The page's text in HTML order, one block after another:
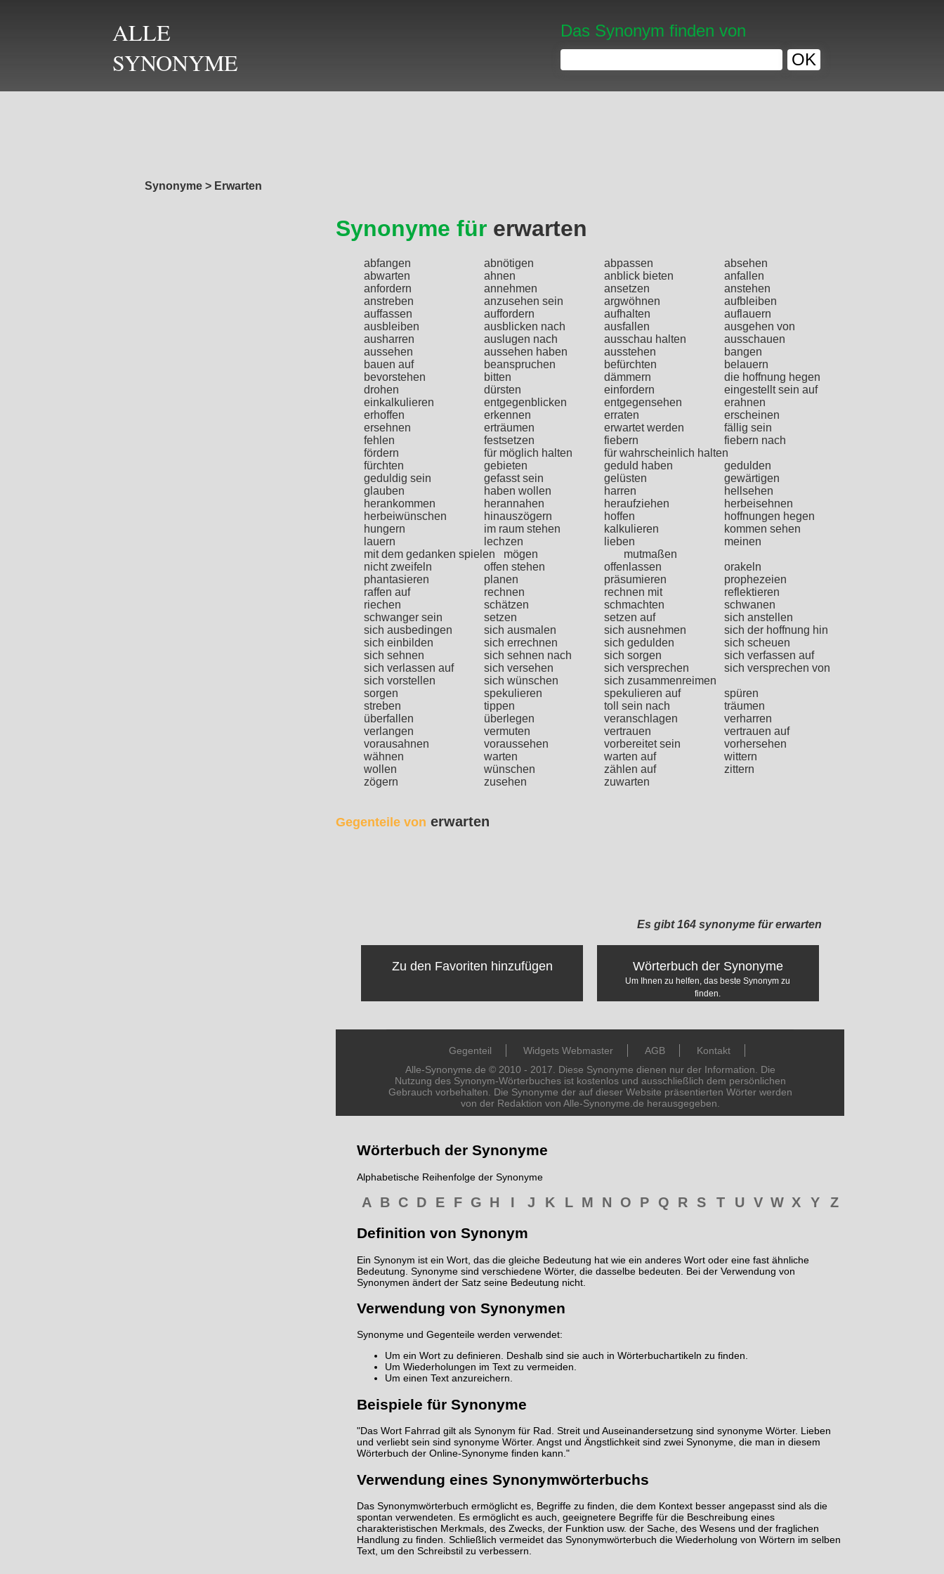
ALLE
SYNONYME
Das Synonym finden von
OK
Synonyme > Erwarten
Synonyme für erwarten
abfangen abnötigen abpassen
absehen
abwarten
ahnen anblick bieten
anfallen
anfordern
annehmen ansetzen
anstehen
anstreben
anzusehen sein argwöhnen
aufbleiben
auffassen
auffordern aufhalten
auflauern
ausbleiben
ausblicken nach ausfallen
ausgehen von
ausharren
auslugen nach ausschau halten
ausschauen
aussehen
aussehen haben ausstehen
bangen
bauen auf
beanspruchen befürchten
belauern
bevorstehen
bitten dämmern
die hoffnung hegen
drohen
dürsten einfordern
eingestellt sein auf
einkalkulieren
entgegenblicken entgegensehen
erahnen
erhoffen
erkennen erraten
erscheinen
ersehnen
erträumen erwartet werden
fällig sein
fehlen
festsetzen fiebern
fiebern nach
fördern
für möglich halten
für wahrscheinlich halten
fürchten
gebieten geduld haben
gedulden
geduldig sein
gefasst sein gelüsten
gewärtigen
glauben
haben wollen harren
hellsehen
herankommen
herannahen heraufziehen
herbeisehnen
herbeiwünschen
hinauszögern hoffen
hoffnungen hegen
hungern
im raum stehen kalkulieren
kommen sehen
lauern
lechzen lieben
meinen
mit dem gedanken spielen
mögen
mutmaßen
nicht zweifeln
offen stehen offenlassen
orakeln
phantasieren
planen präsumieren
prophezeien
raffen auf
rechnen rechnen mit
reflektieren
riechen
schätzen schmachten
schwanen
schwanger sein
setzen setzen auf
sich anstellen
sich ausbedingen
sich ausmalen sich ausnehmen
sich der hoffnung hin
sich einbilden
sich errechnen sich gedulden
sich scheuen
sich sehnen
sich sehnen nach sich sorgen
sich verfassen auf
sich verlassen auf
sich versehen sich versprechen
sich versprechen von
sich vorstellen
sich wünschen
sich zusammenreimen
sorgen
spekulieren spekulieren auf
spüren
streben
tippen toll sein nach
träumen
überfallen
überlegen veranschlagen
verharren
verlangen
vermuten vertrauen
vertrauen auf
vorausahnen
voraussehen vorbereitet sein
vorhersehen
wähnen
warten warten auf
wittern
wollen
wünschen zählen auf
zittern
zögern
zusehen zuwarten
Gegenteile von erwarten
Es gibt 164 synonyme für erwarten
Zu den Favoriten hinzufügen Wörterbuch der Synonyme
Um Ihnen zu helfen, das beste Synonym zu
finden.
Gegenteil Widgets Webmaster AGB
Kontakt
Alle-Synonyme.de © 2010 - 2017. Diese Synonyme dienen nur der Information. Die
Nutzung des Synonym-Wörterbuches ist kostenlos und ausschließlich dem persönlichen
Gebrauch vorbehalten. Die Synonyme der auf dieser Website präsentierten Wörter werden
von der Redaktion von Alle-Synonyme.de herausgegeben.
Wörterbuch der Synonyme
Alphabetische Reihenfolge der Synonyme
A B C D E F G H I J K L M N O P Q R S T U V W X Y Z
Definition von Synonym
Ein Synonym ist ein Wort, das die gleiche Bedeutung hat wie ein anderes Wort oder eine fast ähnliche
Bedeutung. Synonyme sind verschiedene Wörter, die dasselbe bedeuten. Bei der Verwendung von
Synonymen ändert der Satz seine Bedeutung nicht.
Verwendung von Synonymen
Synonyme und Gegenteile werden verwendet:
Um ein Wort zu definieren. Deshalb sind sie auch in Wörterbuchartikeln zu finden.
Um Wiederholungen im Text zu vermeiden.
Um einen Text anzureichern.
Beispiele für Synonyme
"Das Wort Fahrrad gilt als Synonym für Rad. Streit und Auseinandersetzung sind synonyme Wörter. Lieben
und verliebt sein sind synonyme Wörter. Angst und Ängstlichkeit sind zwei Synonyme, die man in diesem
Wörterbuch der Online-Synonyme finden kann."
Verwendung eines Synonymwörterbuchs
Das Synonymwörterbuch ermöglicht es, Begriffe zu finden, die dem Kontext besser angepasst sind als die
spontan verwendeten. Es ermöglicht es auch, geeignetere Begriffe für die Beschreibung eines
charakteristischen Merkmals, des Zwecks, der Funktion usw. der Sache, des Wesens und der fraglichen
Handlung zu finden. Schließlich vermeidet das Synonymwörterbuch die Wiederholung von Wörtern im selben
Text, um den Schreibstil zu verbessern.